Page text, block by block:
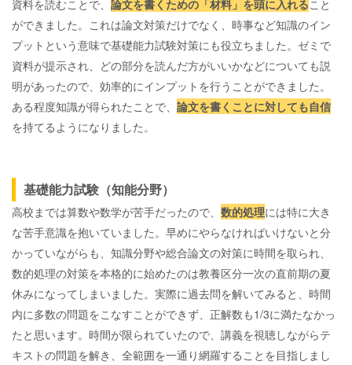
資料を読むことで、 論文を書くための「材料」を頭に入れること
ができました。これは論文対策だけでなく、時事など知識のイン
プットという意味で基礎能力試験対策にも役立ちました。ゼミで
資料が提示され、どの部分を読んだ方がいいかなどについても説
明があったので、効率的にインプットを行うことができました。
ある程度知識が得られたことで、 論文を書くことに対しても自信
を持てるようになりました。
基礎能力試験（知能分野）
高校までは算数や数学が苦手だったので、 数的処理には特に大き
な苦手意識を抱いていました。早めにやらなければいけないと分
かっていながらも、知識分野や総合論文の対策に時間を取られ、
数的処理の対策を本格的に始めたのは教養区分一次の直前期の夏
休みになってしまいました。実際に過去問を解いてみると、時間
内に多数の問題をこなすことができず、正解数も1/3に満たなかっ
たと思います。時間が限られていたので、講義を視聴しながらテ
キストの問題を解き、全範囲を一通り網羅することを目指しまし